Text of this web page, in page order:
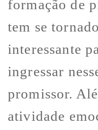
formação de
tem se
interessante
ingressar
promissor.
atividade